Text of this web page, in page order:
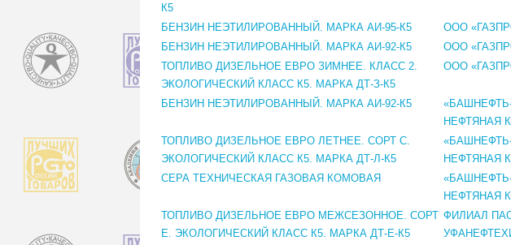
К5
БЕНЗИН НЕЭТИЛИРОВАННЫЙ. МАРКА АИ-95-К5 ООО
БЕНЗИН НЕЭТИЛИРОВАННЫЙ. МАРКА АИ-92-К5
ООО
ТОПЛИВО ДИЗЕЛЬНОЕ ЕВРО ЗИМНЕЕ. КЛАСС 2.
ЭКОЛОГИЧЕСКИЙ КЛАСС К5. МАРКА ДТ-З-К5
ООО
БЕНЗИН НЕЭТИЛИРОВАННЫЙ. МАРКА АИ-92-К5
НЕФТЯНАЯ
ТОПЛИВО ДИЗЕЛЬНОЕ ЕВРО ЛЕТНЕЕ. СОРТ С.
ЭКОЛОГИЧЕСКИЙ КЛАСС К5. МАРКА ДТ-Л-К5
НЕФТЯНАЯ
СЕРА ТЕХНИЧЕСКАЯ ГАЗОВАЯ КОМОВАЯ
НЕФТЯНАЯ
ТОПЛИВО ДИЗЕЛЬНОЕ ЕВРО МЕЖСЕЗОННОЕ. СОРТ
Е. ЭКОЛОГИЧЕСКИЙ КЛАСС К5. МАРКА ДТ-Е-К5
ФИЛИАЛ